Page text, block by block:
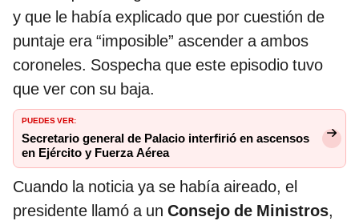
y que le había explicado que por cuestión de
puntaje era “imposible” ascender a ambos
coroneles. Sospecha que este episodio tuvo
que ver con su baja.
PUEDES VER:
Secretario general de Palacio interfirió en ascensos
en Ejército y Fuerza Aérea
Cuando la noticia ya se había aireado, el
presidente llamó a un Consejo de Ministros,